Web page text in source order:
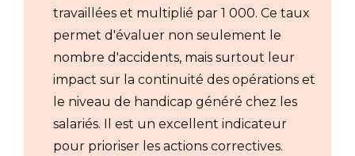
travaillées et multiplié par 1 000. Ce taux
permet d'évaluer non seulement le
nombre d'accidents, mais surtout leur
impact sur la continuité des opérations et
le niveau de handicap généré chez les
salariés. Il est un excellent indicateur
pour prioriser les actions correctives.